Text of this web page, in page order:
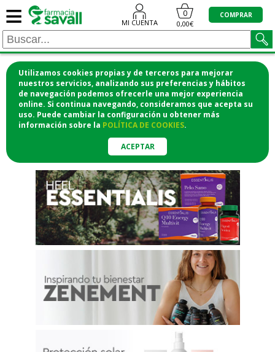
Utilizamos cookies propias y de terceros para mejorar
nuestros servicios, analizando sus preferencias y hábitos
de navegación podemos ofrecerle una mejor experiencia
online. Si continua navegando, consideramos que acepta su
uso. Puede cambiar la configuración u obtener más
información sobre la POLÍTICA DE COOKIES.
ACEPTAR
≡ MI CUENTA
0
0,00€
COMPRAR
¡COMPRA CÓMODAMENTE
DESDE CASA Y RECOGE EN LA
FARMACIA!o si lo prefieres te lo mandamos
a casa